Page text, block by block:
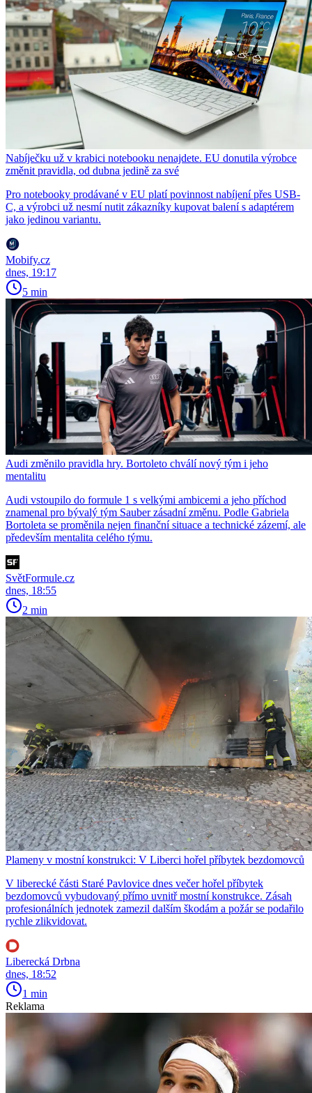
Nabíječku už v krabici notebooku nenajdete. EU donutila výrobce
změnit pravidla, od dubna jedině za své
Pro notebooky prodávané v EU platí povinnost nabíjení přes USB-
C, a výrobci už nesmí nutit zákazníky kupovat balení s adaptérem
jako jedinou variantu.
Mobify.cz
dnes, 19:17
5 min
Audi změnilo pravidla hry. Bortoleto chválí nový tým i jeho
mentalitu
Audi vstoupilo do formule 1 s velkými ambicemi a jeho příchod
znamenal pro bývalý tým Sauber zásadní změnu. Podle Gabriela
Bortoleta se proměnila nejen finanční situace a technické zázemí, ale
především mentalita celého týmu.
SvětFormule.cz
dnes, 18:55
2 min
Plameny v mostní konstrukci: V Liberci hořel příbytek bezdomovců
V liberecké části Staré Pavlovice dnes večer hořel příbytek
bezdomovců vybudovaný přímo uvnitř mostní konstrukce. Zásah
profesionálních jednotek zamezil dalším škodám a požár se podařilo
rychle zlikvidovat.
Liberecká Drbna
dnes, 18:52
1 min
Reklama